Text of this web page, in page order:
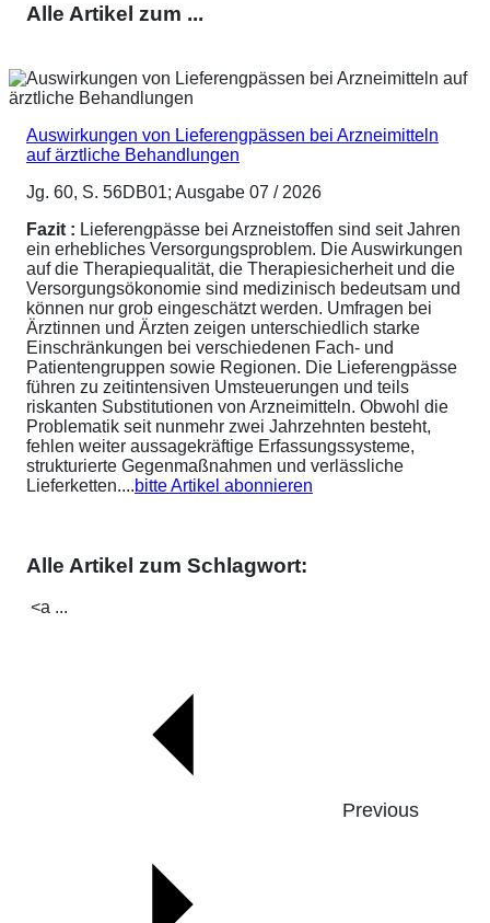
Alle Artikel zum ...
Auswirkungen von Lieferengpässen bei Arzneimitteln
auf ärztliche Behandlungen
Jg. 60, S. 56DB01; Ausgabe 07 / 2026
Fazit : Lieferengpässe bei Arzneistoffen sind seit Jahren
ein erhebliches Versorgungsproblem. Die Auswirkungen
auf die Therapiequalität, die Therapiesicherheit und die
Versorgungsökonomie sind medizinisch bedeutsam und
können nur grob eingeschätzt werden. Umfragen bei
Ärztinnen und Ärzten zeigen unterschiedlich starke
Einschränkungen bei verschiedenen Fach- und
Patientengruppen sowie Regionen. Die Lieferengpässe
führen zu zeitintensiven Umsteuerungen und teils
riskanten Substitutionen von Arzneimitteln. Obwohl die
Problematik seit nunmehr zwei Jahrzehnten besteht,
fehlen weiter aussagekräftige Erfassungssysteme,
strukturierte Gegenmaßnahmen und verlässliche
Lieferketten....bitte Artikel abonnieren
Alle Artikel zum Schlagwort:
<a ...
Previous